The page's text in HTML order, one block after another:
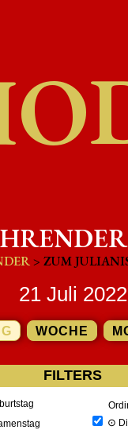
> ZUM
21 Juli 2022
WOCHE
FILTERS
⊙